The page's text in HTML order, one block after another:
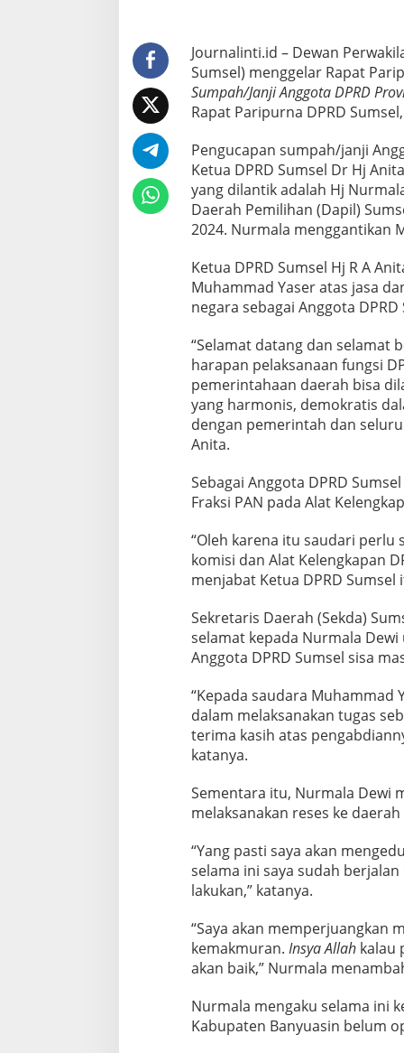
l
n
t
i
S
e
b
a
g
a
A
n
g
g
t
a
D
P
R
D
s
e
P
A
W
Journalinti.id – Dewan
Sumsel) menggelar Rapat
Sumpah/Janji Anggota DPRD
Rapat Paripurna DPRD
Pengucapan sumpah/janji
Ketua DPRD Sumsel Dr Hj
yang dilantik adalah Hj
Daerah Pemilihan (Dapil)
2024. Nurmala menggantikan
Ketua DPRD Sumsel Hj R A
Muhammad Yaser atas jasa
negara sebagai Anggota DPRD
“Selamat datang dan selamat
harapan pelaksanaan fungsi
pemerintahaan daerah bisa
yang harmonis, demokratis
dengan pemerintah dan
Anita.
Sebagai Anggota DPRD
Fraksi PAN pada Alat
“Oleh karena itu saudari perlu
komisi dan Alat Kelengkapan
menjabat Ketua DPRD Sumsel
Sekretaris Daerah (Sekda)
selamat kepada Nurmala
Anggota DPRD Sumsel sisa
“Kepada saudara Muhammad
dalam melaksanakan tugas
terima kasih atas
katanya.
Sementara itu, Nurmala Dewi
melaksanakan reses ke
“Yang pasti saya akan
selama ini saya sudah
lakukan,” katanya.
“Saya akan memperjuangkan
kemakmuran. Insya Allahkalau
akan baik,” Nurmala
Nurmala mengaku selama ini
Kabupaten Banyuasin belum